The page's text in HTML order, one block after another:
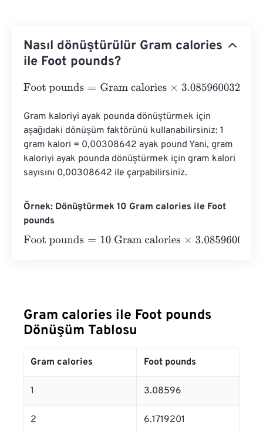
Nasıl dönüştürülür Gram calories
ile Foot pounds?
Foot pounds=Gram calories×3.0859600327
Gram kaloriyi ayak pounda dönüştürmek için
aşağıdaki dönüşüm faktörünü kullanabilirsiniz: 1
gram kalori = 0,00308642 ayak pound Yani, gram
kaloriyi ayak pounda dönüştürmek için gram kalori
sayısını 0,00308642 ile çarpabilirsiniz.
Örnek: Dönüştürmek 10 Gram calories ile Foot
pounds
Foot pounds=10 Gram calories×3.0859600327=
Gram calories ile Foot pounds
Dönüşüm Tablosu
Gram calories Foot pounds
1 3.08596
2 6.1719201